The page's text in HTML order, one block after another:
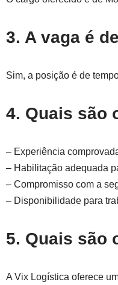
3. A vaga é
Sim, a posição é de
4. Quais são
– Experiência
– Habilitação adequada
– Compromisso com a
– Disponibilidade para
5. Quais são
A Vix Logística oferece